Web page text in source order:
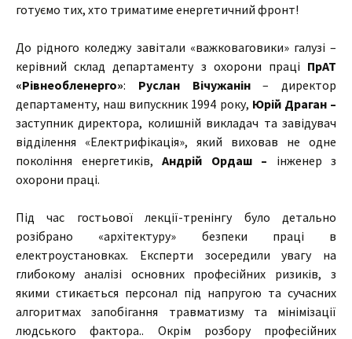
готуємо тих, хто триматиме енергетичний фронт!
До рідного коледжу завітали «важковаговики» галузі –
керівний склад департаменту з охорони праці ПрАТ
«Рівнеобленерго»: Руслан Вічужанін– директор
департаменту, наш випускник 1994 року, Юрій Драган –
заступник директора, колишній викладач та завідувач
відділення «Електрифікація», який виховав не одне
покоління енергетиків, Андрій Ордаш – інженер з
охорони праці.
Під час гостьової лекції-тренінгу було детально
розібрано «архітектуру» безпеки праці в
електроустановках. Експерти зосередили увагу на
глибокому аналізі основних професійних ризиків, з
якими стикається персонал під напругою та сучасних
алгоритмах запобігання травматизму та мінімізації
людського фактора.. Окрім розбору професійних